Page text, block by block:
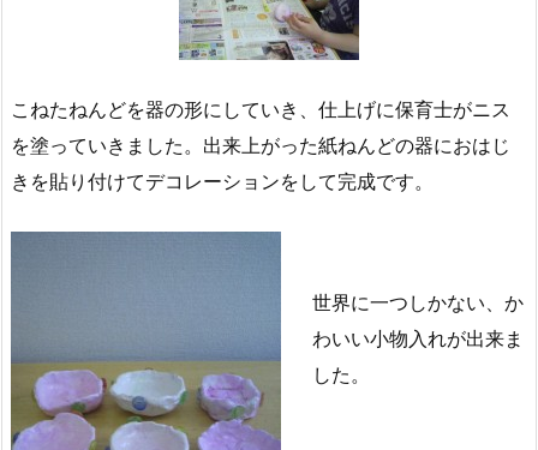
こねたねんどを器の形にしていき、仕上げに保育士がニス
を塗っていきました。出来上がった紙ねんどの器におはじ
きを貼り付けてデコレーションをして完成です。
世界に一つしかない、か
わいい小物入れが出来ま
した。